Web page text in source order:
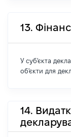
13.
У суб'єкта
об'єкти для
14.